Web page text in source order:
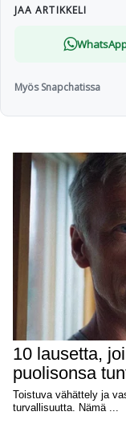
JAA ARTIKKELI
Myös Snapchatissa